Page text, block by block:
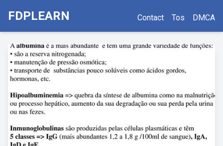
FDPLEARN Contact Tos DMCA